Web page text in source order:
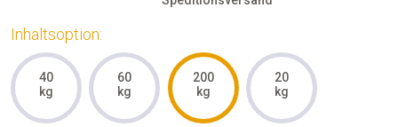
Inhaltsoption:
40
kg
60
kg
200
kg
20
kg